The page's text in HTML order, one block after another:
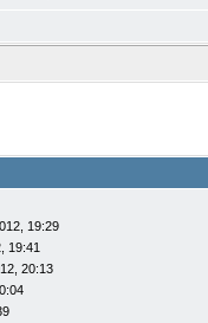
19:29
19:41
20:13